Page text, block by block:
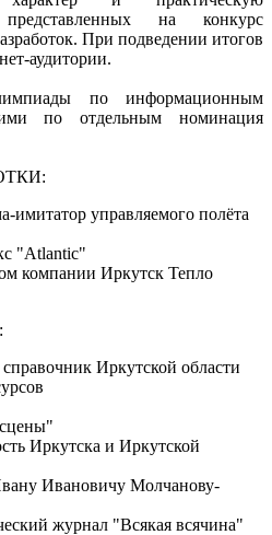
на конкурс
При подведении итогов
аудитории.
по информационным
по отдельным номинация
управляемого полёта
"Atlantic"
компании Иркутск Тепло
Иркутской области
Иркутска и Иркутской
Ивановичу Молчанову-
журнал "Всякая всячина"